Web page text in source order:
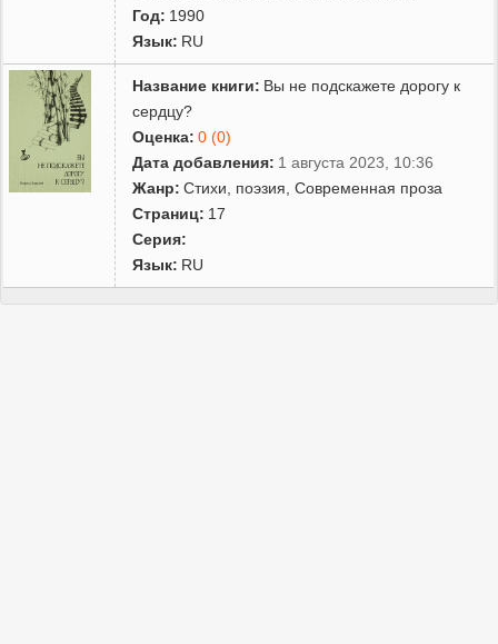
Год: 1990
Язык: RU
Название книги: Вы не подскажете дорогу к
сердцу?
Оценка: 0 (0)
Дата добавления: 1 августа 2023, 10:36
Жанр: Cтихи, поэзия ,Современная проза
Страниц: 17
Серия:
Язык: RU